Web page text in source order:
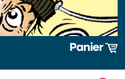
Panier